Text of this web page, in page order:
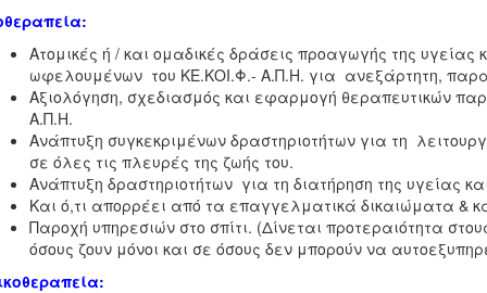
Ατομικές ή / και ομαδικές δράσεις προαγωγής της υγείας
ωφελουμένων του ΚΕ.ΚΟΙ.Φ.- Α.Π.Η. για ανεξάρτητη,
Αξιολόγηση, σχεδιασμός και εφαρμογή θεραπευτικών
Α.Π.Η.
Ανάπτυξη συγκεκριμένων δραστηριοτήτων για τη
σε όλες τις πλευρές της ζωής του.
Ανάπτυξη δραστηριοτήτων για τη διατήρηση της υγείας
Και ό,τι απορρέει από τα επαγγελματικά δικαιώματα &
Παροχή υπηρεσιών στο σπίτι. (Δίνεται προτεραιότητα
όσους ζουν μόνοι και σε όσους δεν μπορούν να